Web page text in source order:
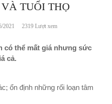
TUỔI THỌ
2021 2319 Lượt xem
có thể mất giá nhưng sức
cả.
ổn định những rối loạn tâm